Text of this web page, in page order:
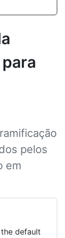
pelos
em
default